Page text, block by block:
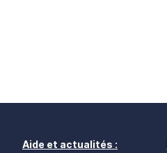
Aide et actualités :